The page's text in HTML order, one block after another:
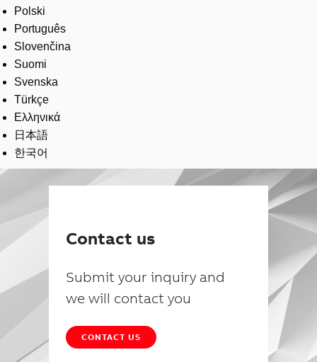
Polski
Português
Slovenčina
Suomi
Svenska
Türkçe
Ελληνικά
日本語
한국어
Contact us
Submit your inquiry and
we will contact you
CONTACT US